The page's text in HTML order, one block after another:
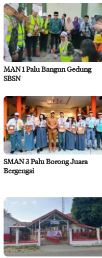
MAN 1 Palu Bangun Gedung
SBSN
SMAN 3 Palu Borong Juara
Bergengsi